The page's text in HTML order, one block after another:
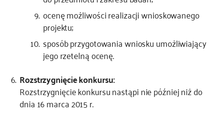
ocenę możliwości realizacji wnioskowanego
projektu;
sposób przygotowania wniosku umożliwiający
jego rzetelną ocenę.
Rozstrzygnięcie konkursu:
Rozstrzygnięcie konkursu nastąpi nie później niż do
dnia 16 marca 2015 r.